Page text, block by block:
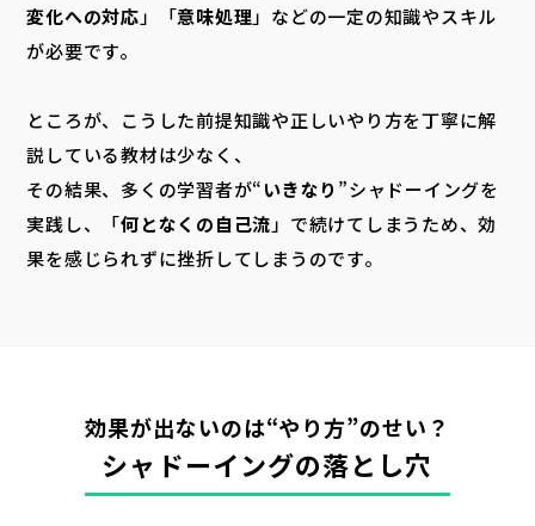
変化への対応 」「意味処理」などの一定の知識やスキル
が必要です。
ところが、こうした前提知識や正しいやり方を丁寧に解
説している教材は少なく、
その結果、多くの学習者が“いきなり ”シャドーイングを
実践し、「何となくの自己流 」で続けてしまうため、効
果を感じられずに挫折してしまうのです。
効果が出ないのは“やり方”のせい？
シャドーイングの落とし穴